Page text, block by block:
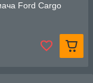
Ford Cargo